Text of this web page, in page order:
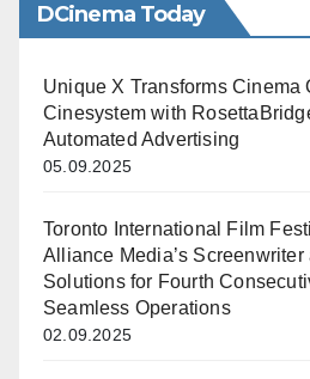
DCinema Today
Unique X Transforms Cinema
Cinesystem with
Automated Advertising
05.09.2025
Toronto International Film
Alliance Media’s Screenwriter
Solutions for Fourth
Seamless Operations
02.09.2025